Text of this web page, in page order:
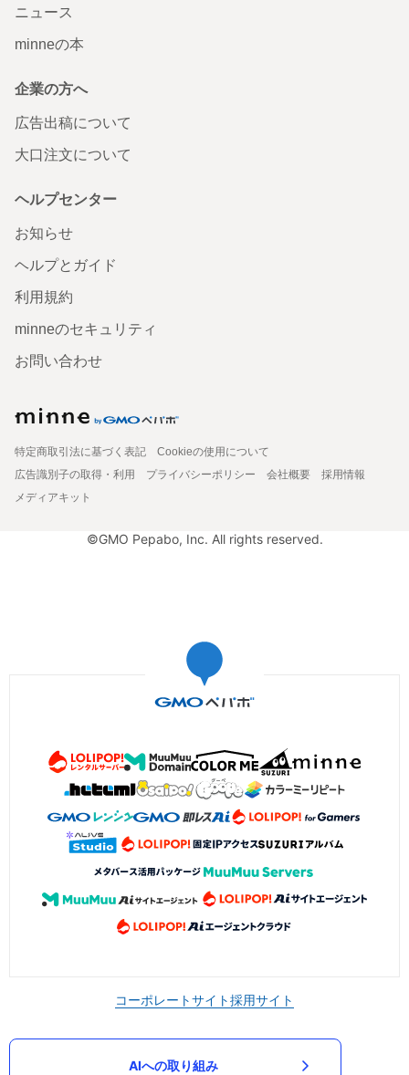
ニュース
minneの本
企業の方へ
広告出稿について
大口注文について
ヘルプセンター
お知らせ
ヘルプとガイド
利用規約
minneのセキュリティ
お問い合わせ
特定商取引法に基づく表記
Cookieの使用について
広告識別子の取得・利用
プライバシーポリシー 会社概要
採用情報
メディアキット
©GMO Pepabo, Inc. All rights reserved.
コーポレートサイト採用サイト
AIへの取り組み